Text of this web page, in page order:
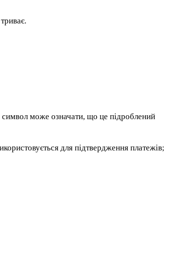
символ може означати, що це підроблений
для підтвердження платежів;